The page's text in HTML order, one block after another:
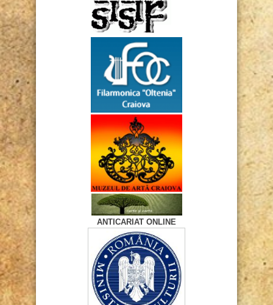
ANTICARIAT ONLINE